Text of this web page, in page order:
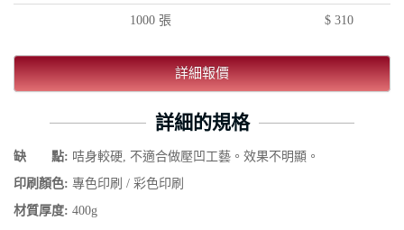
1000 張 $ 310
詳細報價
詳細的規格
缺 點: 咭身較硬, 不適合做壓凹工藝。效果不明顯。
印刷顏色: 專色印刷 / 彩色印刷
材質厚度: 400g